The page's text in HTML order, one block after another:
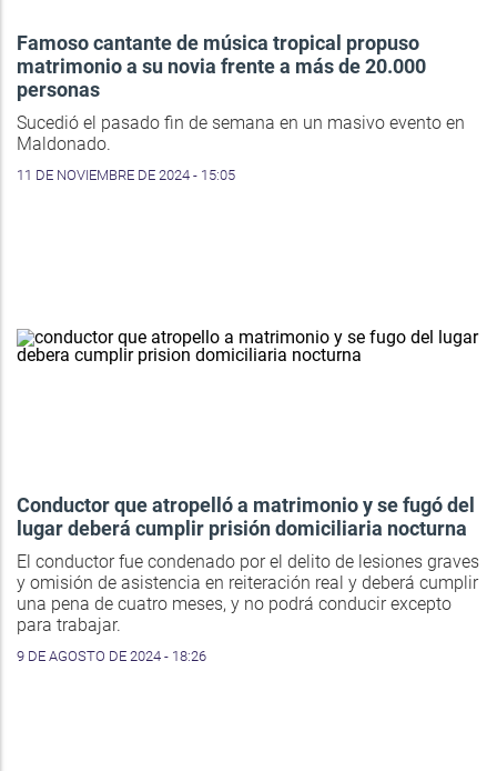
Famoso cantante de música tropical propuso
matrimonio a su novia frente a más de 20.000
personas
Sucedió el pasado fin de semana en un masivo evento en
Maldonado.
11 DE NOVIEMBRE DE 2024 - 15:05
Conductor que atropelló a matrimonio y se fugó del
lugar deberá cumplir prisión domiciliaria nocturna
El conductor fue condenado por el delito de lesiones graves
y omisión de asistencia en reiteración real y deberá cumplir
una pena de cuatro meses, y no podrá conducir excepto
para trabajar.
9 DE AGOSTO DE 2024 - 18:26